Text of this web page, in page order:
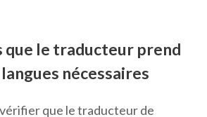
que le traducteur prend
nécessaires
que le traducteur de